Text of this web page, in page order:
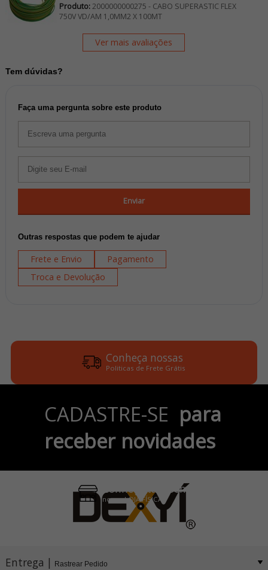
Produto:2000000000275 - CABO SUPERASTIC FLEX
750V VD/AM 1,0MM2 X 100MT
Ver mais avaliações
Tem dúvidas?
Faça uma pergunta sobre este produto
Enviar
Outras respostas que podem te ajudar
Frete e Envio
Pagamento
Troca e Devolução
Conheça nossas
Politicas de Frete Grátis
no Cartão de Crédito
Pix e Boleto
Conheça também
nossa LOJA FÍSICA
CADASTRE-SE para
receber novidades
Entrega | Rastrear Pedido